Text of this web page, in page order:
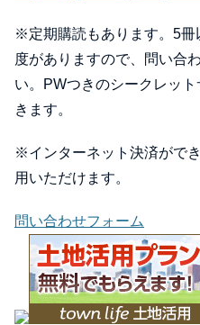
※定期購読もあります。5冊
度がありますので、問い合
い。PWつきのシークレッ
きます。
※インターネット決済がで
用いただけます。
問い合わせフォーム